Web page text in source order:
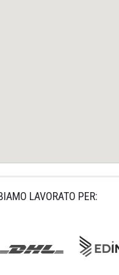
LAVORATO PER: